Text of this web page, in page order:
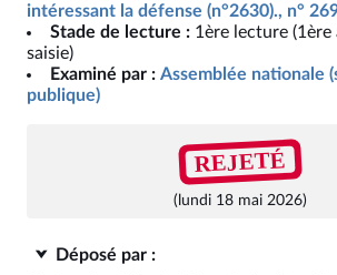
intéressant la défense (n°2630)., n°
Stade de lecture : 1ère lecture (1ère
saisie)
Examiné par : Assemblée nationale
publique)
REJETÉ
(lundi 18 mai 2026)
Déposé par :